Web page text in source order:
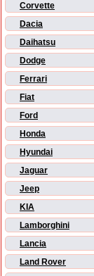
Corvette
Dacia
Daihatsu
Dodge
Ferrari
Fiat
Ford
Honda
Hyundai
Jaguar
Jeep
KIA
Lamborghini
Lancia
Land Rover